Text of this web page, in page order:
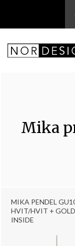
MIKA PENDEL
HVIT/HVIT +
INSIDE
Mika